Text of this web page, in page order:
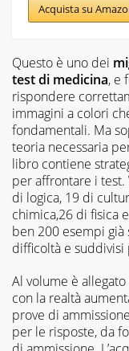
Acquista su
Questo è uno dei
test di medicina, e
rispondere
immagini a colori
fondamentali. Ma
teoria necessaria
libro contiene
per affrontare i test.
di logica, 19 di
chimica,26 di fisica
ben 200 esempi
difficoltà e suddivisi
Al volume è
con la realtà
prove di
per le risposte, da